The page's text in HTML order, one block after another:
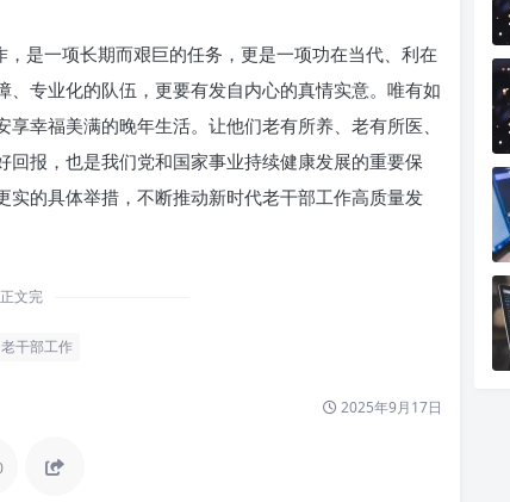
是一项长期而艰巨的任务，更是一项功在当代、利在
专业化的队伍，更要有发自内心的真情实意。唯有如
幸福美满的晚年生活。让他们老有所养、老有所医、
报，也是我们党和国家事业持续健康发展的重要保
的具体举措，不断推动新时代老干部工作高质量发
正文完
老干部工作
2025年9月17日